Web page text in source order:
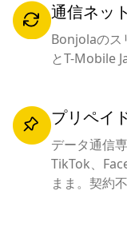
通信ネッ
Bonjolaのス
とT-Mobile
プリペイ
データ通信
TikTok、
まま。契約